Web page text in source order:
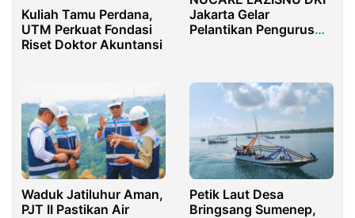
Kuliah Tamu Perdana,
UTM Perkuat Fondasi
Riset Doktor Akuntansi
Jakarta Gelar
Pelantikan Pengurus
Waduk Jatiluhur Aman,
PJT II Pastikan Air
Petik Laut Desa
Bringsang Sumenep,